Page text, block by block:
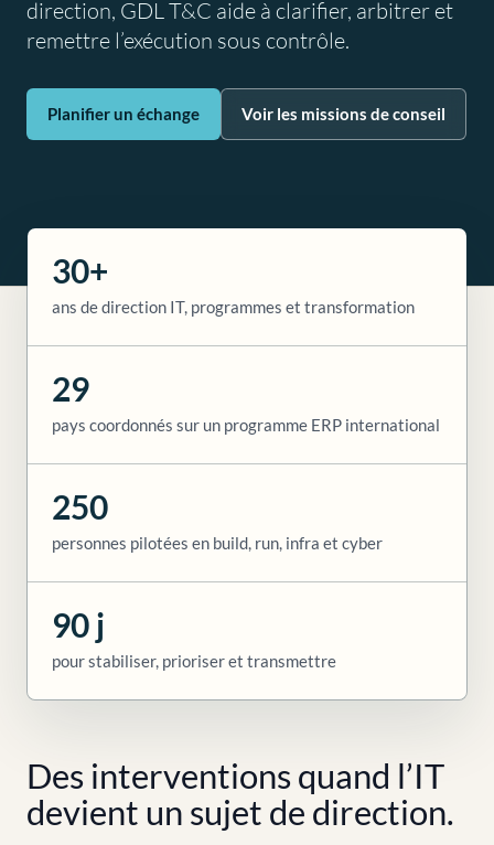
direction, GDL T&C aide à clarifier, arbitrer et
remettre l’exécution sous contrôle.
Planifier un échange Voir les missions de conseil
30+
ans de direction IT, programmes et transformation
29
pays coordonnés sur un programme ERP international
250
personnes pilotées en build, run, infra et cyber
90 j
pour stabiliser, prioriser et transmettre
Des interventions quand l’IT
devient un sujet de direction.